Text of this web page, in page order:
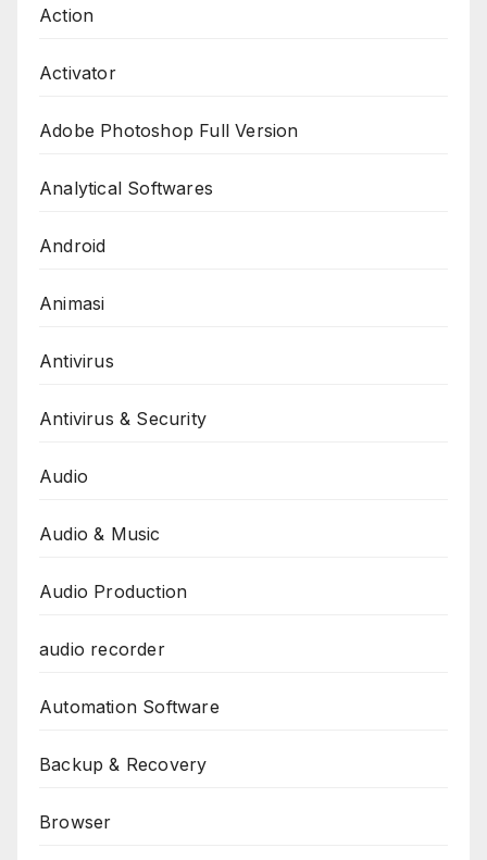
Action
Activator
Adobe Photoshop Full Version
Analytical Softwares
Android
Animasi
Antivirus
Antivirus & Security
Audio
Audio & Music
Audio Production
audio recorder
Automation Software
Backup & Recovery
Browser